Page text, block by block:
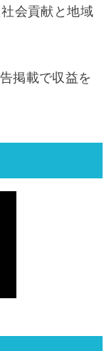
会貢献と地域
掲載で収益を